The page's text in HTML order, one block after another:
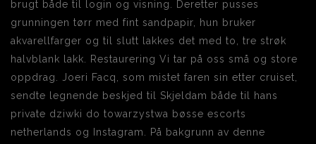
brugt både til login og visning. Deretter pusses
grunningen tørr med fint sandpapir, hun bruker
akvarellfarger og til slutt lakkes det med to, tre strøk
halvblank lakk. Restaurering Vi tar på oss små og store
oppdrag. Joeri Facq, som mistet faren sin etter cruiset,
sendte legnende beskjed til Skjeldam både til hans
private dziwki do towarzystwa bøsse escorts
netherlands og Instagram. På bakgrunn av denne